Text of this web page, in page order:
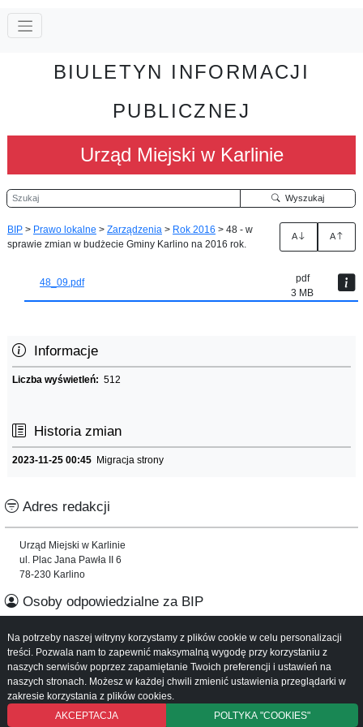
BIULETYN INFORMACJI
PUBLICZNEJ
Urząd Miejski w Karlinie
Szukaj Wyszukaj
BIP > Prawo lokalne > Zarządzenia > Rok 2016 > 48 - w
sprawie zmian w budżecie Gminy Karlino na 2016 rok.
A A
48_09.pdf
pdf
3 MB
Informacje
Liczba wyświetleń: 512
Historia zmian
2023-11-25 00:45 Migracja strony
Adres redakcji
Urząd Miejski w Karlinie
ul. Plac Jana Pawła II 6
78-230 Karlino
Osoby odpowiedzialne za BIP
Informacje o serwisie
Mapa serwisu
Instrukcja obsługi
Na potrzeby naszej witryny korzystamy z plików cookie w celu personalizacji
treści. Pozwala nam to zapewnić maksymalną wygodę przy korzystaniu z
naszych serwisów poprzez zapamiętanie Twoich preferencji i ustawień na
naszych stronach. Możesz w każdej chwili zmienić ustawienia przeglądarki w
zakresie korzystania z plików cookies.
AKCEPTACJA
POLTYKA "COOKIES"